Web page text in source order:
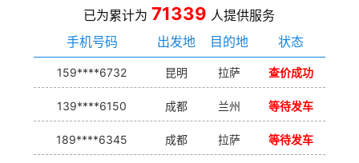
已为累计为 71339 人提供服务
手机号码
出发地 目的地 状态
159****6732 昆明 拉萨 查价成功
139****6150 成都 兰州 等待发车
189****6345 成都 拉萨 等待发车